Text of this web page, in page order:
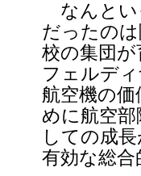
なんとい
だったの
校の集団
フェルデ
航空機の
めに航空
しての成
有効な総